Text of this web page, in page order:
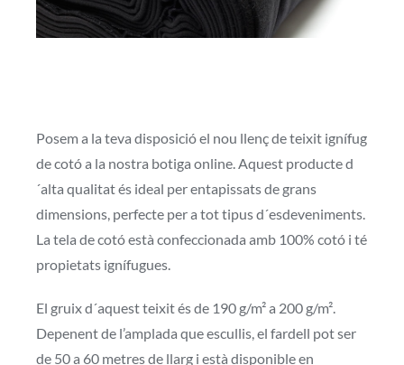
Posem a la teva disposició el nou llenç de teixit ignífug
de cotó a la nostra botiga online. Aquest producte d
´alta qualitat és ideal per entapissats de grans
dimensions, perfecte per a tot tipus d´esdeveniments.
La tela de cotó està confeccionada amb 100% cotó i té
propietats ignífugues.
El gruix d´aquest teixit és de 190 g/m² a 200 g/m².
Depenent de l’amplada que escullis, el fardell pot ser
de 50 a 60 metres de llarg i està disponible en